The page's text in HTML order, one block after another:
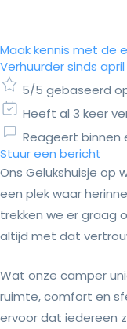
Maak kennis met de
Verhuurder sinds april
5/5 gebaseerd
Heeft al 3 keer
Reageert binnen
Stuur een bericht
Ons Gelukshuisje op
een plek waar
trekken we er graag
altijd met dat
Wat onze camper
ruimte, comfort en
ervoor dat iedereen